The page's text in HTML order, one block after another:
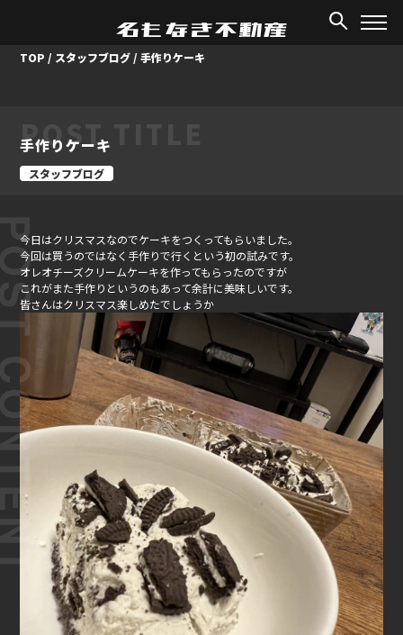
TOP / スタッフブログ /手作りケーキ
POST TITLE
手作りケーキ
スタッフブログ
今日はクリスマスなのでケーキをつくってもらいました。
今回は買うのではなく手作りで行くという初の試みです。
オレオチーズクリームケーキを作ってもらったのですが
これがまた手作りというのもあって余計に美味しいです。
皆さんはクリスマス楽しめたでしょうか